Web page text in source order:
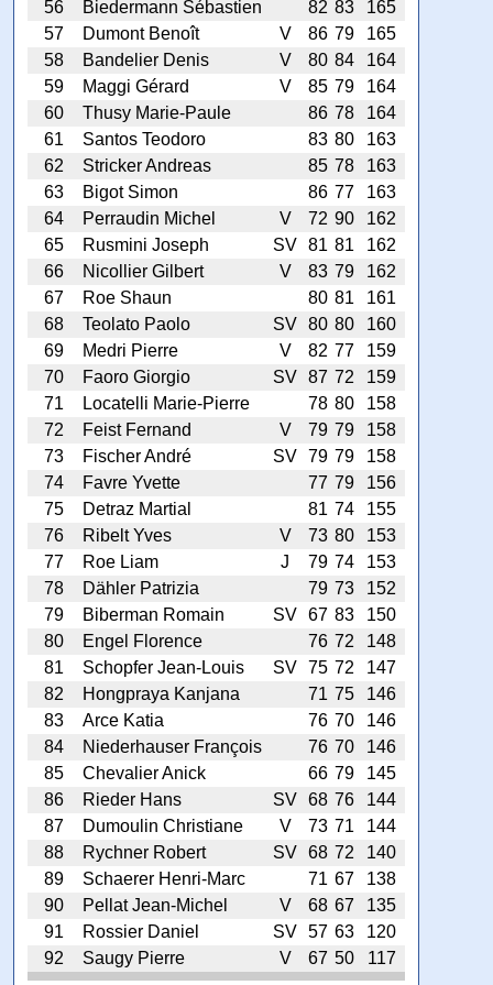
56
Biedermann Sébastien 82 83
165
57
Dumont Benoît V 86 79
165
58
Bandelier Denis V 80 84
164
59
Maggi Gérard V 85 79
164
60
Thusy Marie-Paule 86 78
164
61
Santos Teodoro 83 80
163
62
Stricker Andreas 85 78
163
63
Bigot Simon 86 77
163
64
Perraudin Michel V 72 90
162
65
Rusmini Joseph SV 81 81
162
66
Nicollier Gilbert V 83 79
162
67
Roe Shaun 80 81
161
68
Teolato Paolo SV 80 80
160
69
Medri Pierre V 82 77
159
70
Faoro Giorgio SV 87 72
159
71
Locatelli Marie-Pierre 78 80
158
72
Feist Fernand V 79 79
158
73
Fischer André SV 79 79
158
74
Favre Yvette 77 79
156
75
Detraz Martial 81 74
155
76
Ribelt Yves V 73 80
153
77
Roe Liam J 79 74
153
78
Dähler Patrizia 79 73
152
79
Biberman Romain SV 67 83
150
80
Engel Florence 76 72
148
81
Schopfer Jean-Louis SV 75 72
147
82
Hongpraya Kanjana 71 75
146
83
Arce Katia 76 70
146
84
Niederhauser François 76 70
146
85
Chevalier Anick 66 79
145
86
Rieder Hans SV 68 76
144
87
Dumoulin Christiane V 73 71
144
88
Rychner Robert SV 68 72
140
89
Schaerer Henri-Marc 71 67
138
90
Pellat Jean-Michel V 68 67
135
91
Rossier Daniel SV 57 63
120
92
Saugy Pierre V 67 50 117